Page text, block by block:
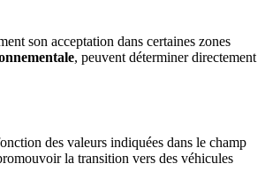
son acceptation dans certaines zones
, peuvent déterminer directement
des valeurs indiquées dans le champ
la transition vers des véhicules